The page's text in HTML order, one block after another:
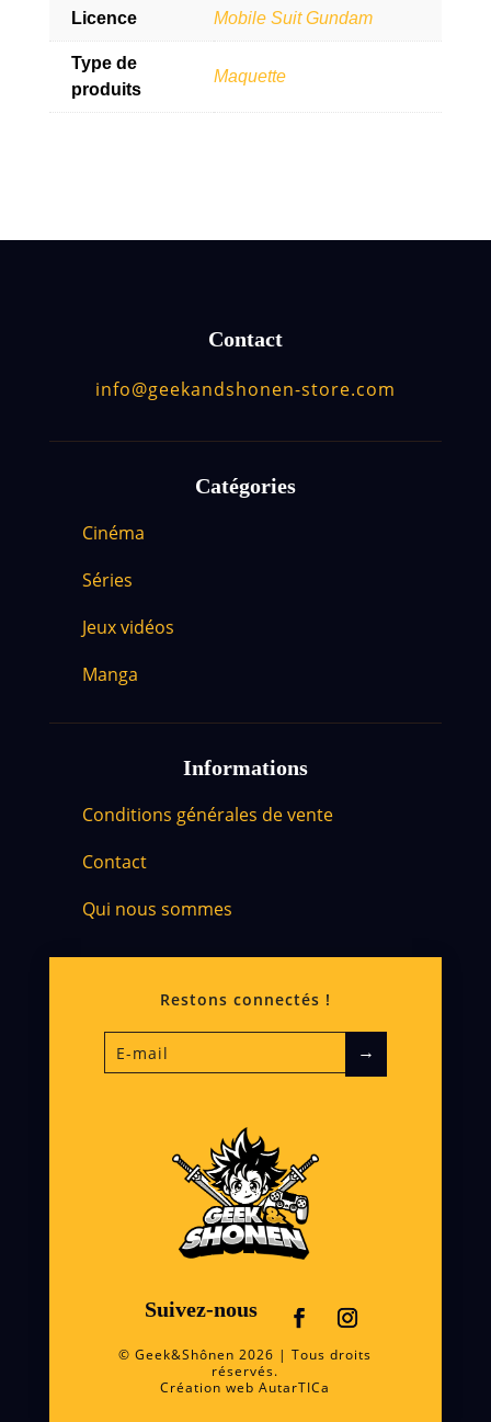
Licence Mobile Suit Gundam
Type de
produits
Maquette
Contact
info@geekandshonen-store.com
Catégories
Cinéma
Séries
Jeux vidéos
Manga
Informations
Conditions générales de vente
Contact
Qui nous sommes
Suivez-nous
© Geek&Shônen 2026 | Tous droits
réservés.
Création webAutarTICa
Restons connectés !
→